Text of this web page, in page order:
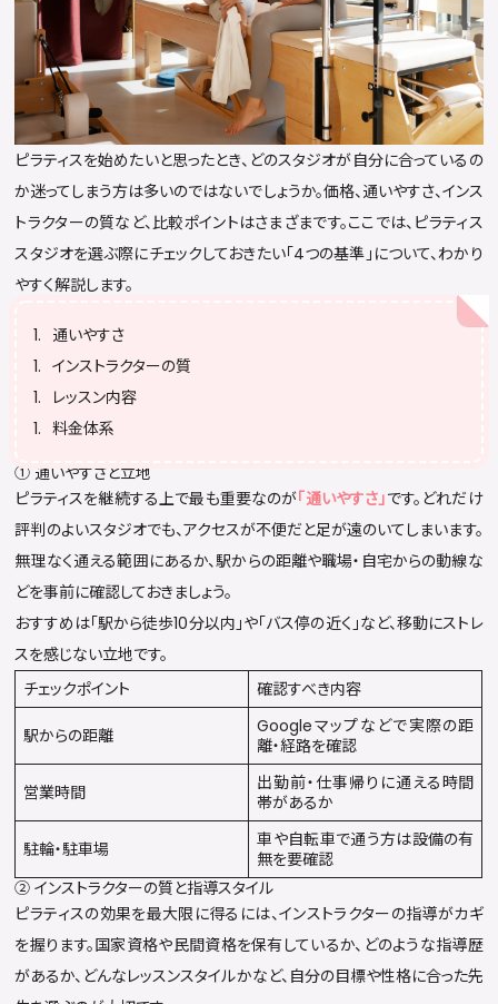
ピラティスを始めたいと思ったとき、どのスタジオが自分に合っているの
か迷ってしまう方は多いのではないでしょうか。価格、通いやすさ、インス
トラクターの質など、比較ポイントはさまざまです。ここでは、ピラティス
スタジオを選ぶ際にチェックしておきたい「4つの基準」について、わかり
やすく解説します。
通いやすさ
インストラクターの質
レッスン内容
料金体系
① 通いやすさと立地
ピラティスを継続する上で最も重要なのが「通いやすさ」です。どれだけ
評判のよいスタジオでも、アクセスが不便だと足が遠のいてしまいます。
無理なく通える範囲にあるか、駅からの距離や職場・自宅からの動線な
どを事前に確認しておきましょう。
おすすめは「駅から徒歩10分以内」や「バス停の近く」など、移動にストレ
スを感じない立地です。
チェックポイント
確認すべき内容
駅からの距離
Googleマップなどで実際の距
離・経路を確認
営業時間
出勤前・仕事帰りに通える時間
帯があるか
駐輪・駐車場
車や自転車で通う方は設備の有
無を要確認
② インストラクターの質と指導スタイル
ピラティスの効果を最大限に得るには、インストラクターの指導がカギ
を握ります。国家資格や民間資格を保有しているか、どのような指導歴
があるか、どんなレッスンスタイルかなど、自分の目標や性格に合った先